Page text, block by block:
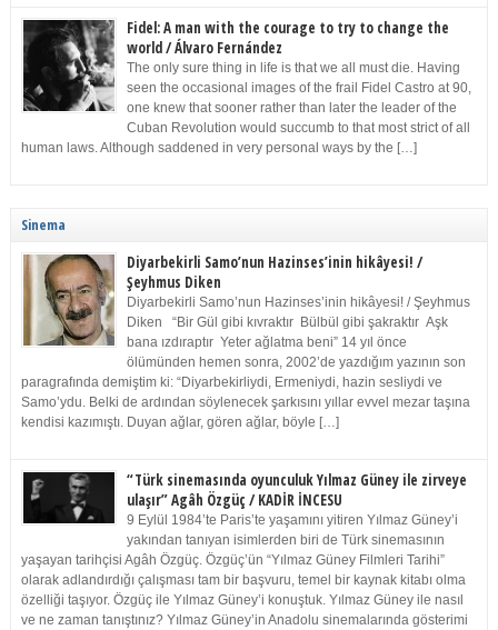
Fidel: A man with the courage to try to change the
world / Álvaro Fernández
The only sure thing in life is that we all must die. Having
seen the occasional images of the frail Fidel Castro at 90,
one knew that sooner rather than later the leader of the
Cuban Revolution would succumb to that most strict of all
human laws. Although saddened in very personal ways by the […]
Sinema
Diyarbekirli Samo’nun Hazinses’inin hikâyesi! /
Şeyhmus Diken
Diyarbekirli Samo’nun Hazinses’inin hikâyesi! / Şeyhmus
Diken “Bir Gül gibi kıvraktır Bülbül gibi şakraktır Aşk
bana ızdıraptır Yeter ağlatma beni” 14 yıl önce
ölümünden hemen sonra, 2002’de yazdığım yazının son
paragrafında demiştim ki: “Diyarbekirliydi, Ermeniydi, hazin sesliydi ve
Samo’ydu. Belki de ardından söylenecek şarkısını yıllar evvel mezar taşına
kendisi kazımıştı. Duyan ağlar, gören ağlar, böyle […]
“Türk sinemasında oyunculuk Yılmaz Güney ile zirveye
ulaşır” Agâh Özgüç / KADİR İNCESU
9 Eylül 1984’te Paris’te yaşamını yitiren Yılmaz Güney’i
yakından tanıyan isimlerden biri de Türk sinemasının
yaşayan tarihçisi Agâh Özgüç. Özgüç’ün “Yılmaz Güney Filmleri Tarihi”
olarak adlandırdığı çalışması tam bir başvuru, temel bir kaynak kitabı olma
özelliği taşıyor. Özgüç ile Yılmaz Güney’i konuştuk. Yılmaz Güney ile nasıl
ve ne zaman tanıştınız? Yılmaz Güney’in Anadolu sinemalarında gösterimi